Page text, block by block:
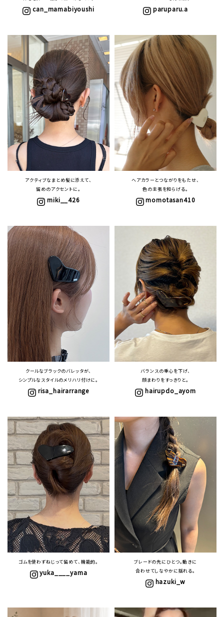
can_mamabiyoushi paruparu.a
アクティブなまとめ髪に添えて、
留めのアクセントに。
miki__426
ヘアカラーとつながりをもたせ、
色の主張を和らげる。
momotasan410
クールなブラックのバレッタが、
シンプルなスタイルのメリハリ付けに。
risa_hairarrange
バランスの重心を下げ、
顔まわりをすっきりと。
hairupdo_ayom
ゴムを使わずねじって留めて、機能的。
yuka____yama
ブレードの先にひとつ。動きに
合わせてしなやかに揺れる。
hazuki_w